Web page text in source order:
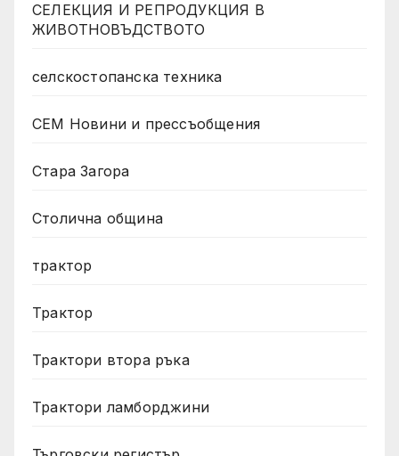
СЕЛЕКЦИЯ И РЕПРОДУКЦИЯ В
ЖИВОТНОВЪДСТВОТО
селскостопанска техника
СЕМ Новини и прессъобщения
Стара Загора
Столична община
трактор
Трактор
Трактори втора ръка
Трактори ламборджини